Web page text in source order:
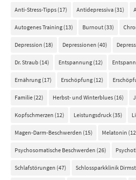
Anti-Stress-Tipps (17) Antidepressiva (31)
Autogenes Training (13) Burnout (33)
Depression (18) Depressionen (40)
Dr. Straub (14) Entspannung (12)
Ernährung (17) Erschöpfung (12)
Familie (22) Herbst- und Winterblues (16)
Kopfschmerzen (12) Leistungsdruck (35)
Magen-Darm-Beschwerden (15) Melatonin
Psychosomatische Beschwerden (26)
Schlafstörungen (47) Schlossparkklinik